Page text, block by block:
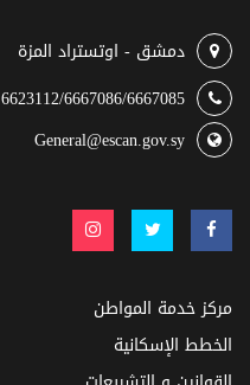
دمشق - اوتستراد المزة
6623112/6667086/6667085
General@escan.gov.sy
مركز خدمة المواطن
الخطط الإسكانية